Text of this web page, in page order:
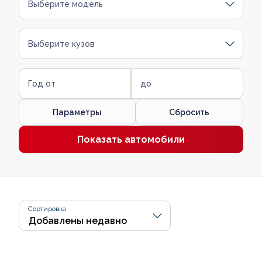
Выберите модель
Выберите кузов
Год от до
Параметры Сбросить
Показать автомобили
Сортировка